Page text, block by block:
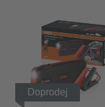
Doprodej